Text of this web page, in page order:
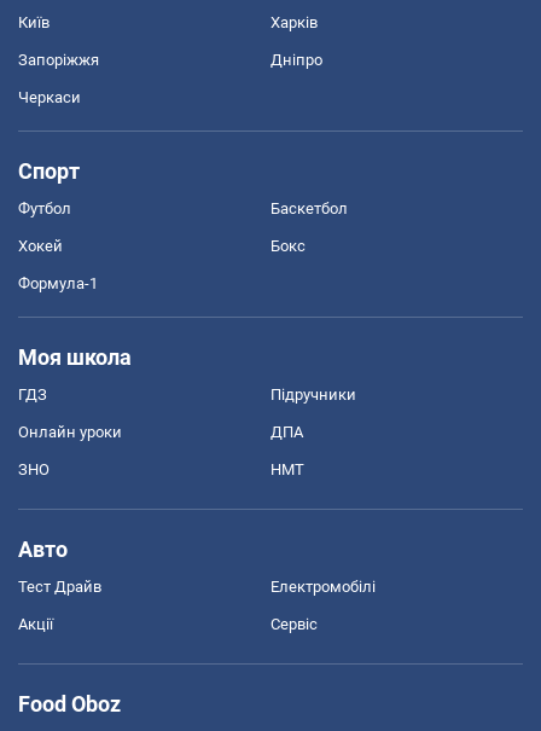
Київ Харків
Запоріжжя Дніпро
Черкаси
Спорт
Футбол Баскетбол
Хокей Бокс
Формула-1
Моя школа
ГДЗ Підручники
Онлайн уроки ДПА
ЗНО НМТ
Авто
Тест Драйв Електромобілі
Акції Сервіс
Food Oboz